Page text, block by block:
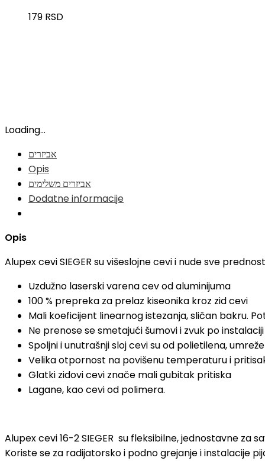
179 RSD
Loading...
אביזרים
Opis
אביזרים משלימים
Dodatne informacije
Opis
Alupex cevi SIEGER su višeslojne cevi i nude sve
Uzdužno laserski varena cev od aluminijuma
100 % prepreka za prelaz kiseonika kroz zid cevi
Mali koeficijent linearnog istezanja, sličan bakru.
Ne prenose se smetajući šumovi i zvuk po instalaciji
Spoljni i unutrašnji sloj cevi su od polietilena,
Velika otpornost na povišenu temperaturu i
Glatki zidovi cevi znače mali gubitak pritiska
Lagane, kao cevi od polimera.
Alupex cevi 16-2 SIEGER su fleksibilne, jednostavne za
Koriste se za radijatorsko i podno grejanje i instalacije